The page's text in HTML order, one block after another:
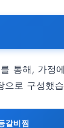
통해, 가
로 구성했
갈비찜